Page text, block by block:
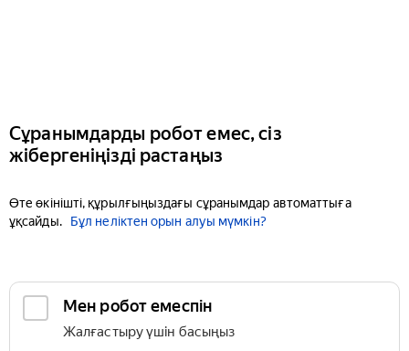
Сұранымдарды робот емес, сіз
жібергеніңізді растаңыз
Өте өкінішті, құрылғыңыздағы сұранымдар автоматтыға
ұқсайды.
Бұл неліктен орын алуы мүмкін?
Мен робот емеспін
Жалғастыру үшін басыңыз